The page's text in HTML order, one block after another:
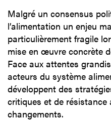
Malgré un consensus
l’alimentation un enjeu
particulièrement fragile
mise en œuvre concrète
Face aux attentes
acteurs du système
développent des
critiques et de résistance
changements.